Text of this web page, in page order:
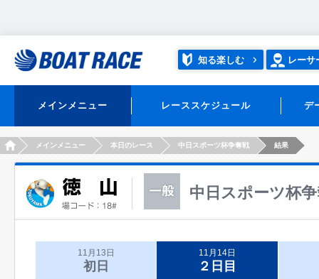
知る楽しむ レーサ
メインメニュー レーススケジュール デ
HOMEメインメニュー 本日のレース 中日スポーツ杯争奪戦 結果
中日スポーツ杯
11月13日
初日
11月14日
２日目